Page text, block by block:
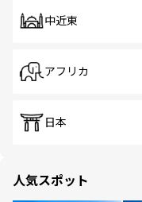
中近東
アフリカ
日本
人気スポット